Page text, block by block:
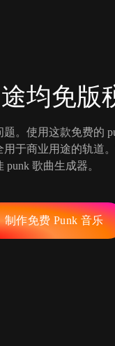
均免版
题。使用这款免费的
用于商业用途的轨道
punk 歌曲生成器。
制作免费 Punk 音乐